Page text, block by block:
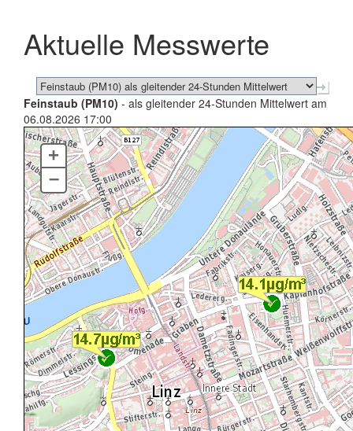
schließen
Aktuelle Messwerte
Feinstaub (PM10) - als gleitender 24-Stunden Mittelwert am
06.08.2026 17:00
+
–